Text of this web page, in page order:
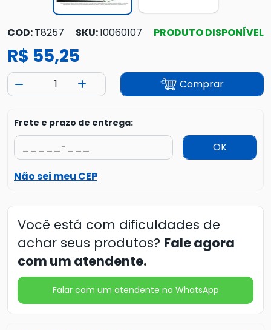
COD:T8257 SKU:10060107 PRODUTO DISPONÍVEL
R$ 55,25
Comprar
Frete e prazo de entrega:
OK
Não sei meu CEP
Você está com dificuldades de
achar seus produtos? Fale agora
com um atendente.
Falar com um atendente no WhatsApp